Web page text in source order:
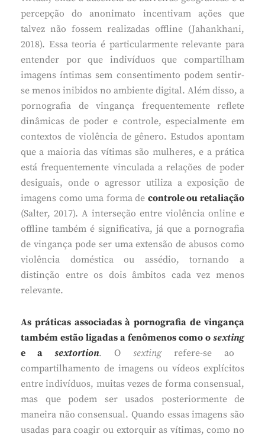
percepção do anonimato incentivam ações que
talvez não fossem realizadas offline (Jahankhani,
2018). Essa teoria é particularmente relevante para
entender por que indivíduos que compartilham
imagens íntimas sem consentimento podem sentir-
se menos inibidos no ambiente digital. Além disso, a
pornografia de vingança frequentemente reflete
dinâmicas de poder e controle, especialmente em
contextos de violência de gênero. Estudos apontam
que a maioria das vítimas são mulheres, e a prática
está frequentemente vinculada a relações de poder
desiguais, onde o agressor utiliza a exposição de
imagens como uma forma de controle ou retaliação
(Salter, 2017). A interseção entre violência online e
offline também é significativa, já que a pornografia
de vingança pode ser uma extensão de abusos como
violência doméstica ou assédio, tornando a
distinção entre os dois âmbitos cada vez menos
relevante.
As práticas associadas à pornografia de vingança
também estão ligadas a fenômenos como o sexting
e a sextortion. O sextingrefere-se ao
compartilhamento de imagens ou vídeos explícitos
entre indivíduos, muitas vezes de forma consensual,
mas que podem ser usados posteriormente de
maneira não consensual. Quando essas imagens são
usadas para coagir ou extorquir as vítimas, como no